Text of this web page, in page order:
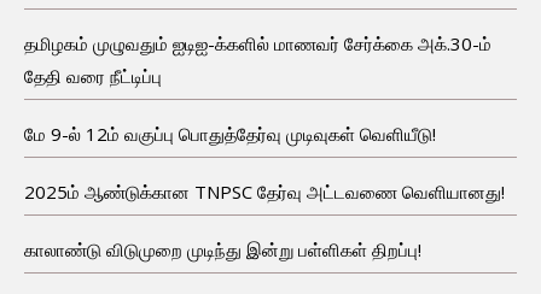
தமிழகம் முழுவதும் ஐடிஐ-க்களில் மாணவர் சேர்க்கை அக்.30-ம்
தேதி வரை நீட்டிப்பு
மே 9-ல் 12ம் வகுப்பு பொதுத்தேர்வு முடிவுகள் வெளியீடு!
2025ம் ஆண்டுக்கான TNPSC தேர்வு அட்டவணை வெளியானது!
காலாண்டு விடுமுறை முடிந்து இன்று பள்ளிகள் திறப்பு!